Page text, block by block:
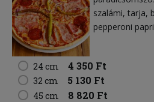
szalámi tarja
pepperoni
24 cm 4 350 Ft
32 cm 5 130 Ft
45 cm 8 820 Ft